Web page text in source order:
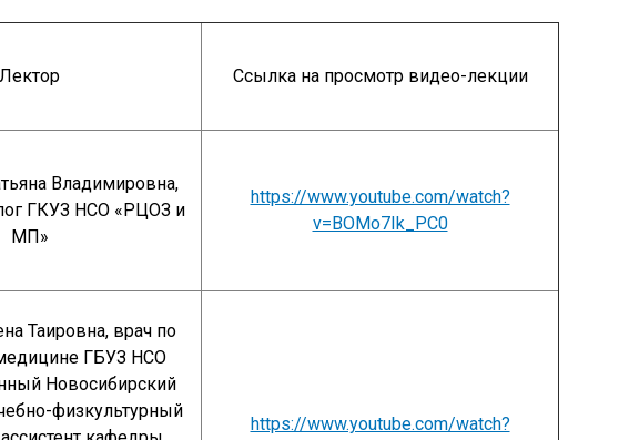
Лектор Ссылка на просмотр видео-лекции
Владимировна,
ГКУЗ НСО «РЦОЗ и
МП»
https://www.youtube.com/watch?
v=BOMo7Ik_PC0
Таировна, врач по
ГБУЗ НСО
Новосибирский
физкультурный
https://www.youtube.com/watch?